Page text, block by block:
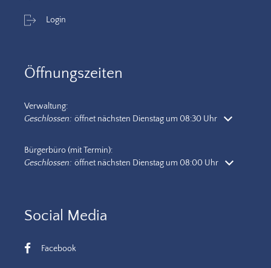
Login
Öffnungszeiten
Verwaltung:
Klicken, um weitere Öffnungs- oder Schließzeiten auszublenden
Geschlossen: öffnet nächsten Dienstag um 08:30 Uhr
Bürgerbüro (mit Termin):
Klicken, um weitere Öffnungs- oder Schließzeiten auszublenden
Geschlossen: öffnet nächsten Dienstag um 08:00 Uhr
Social Media
Facebook